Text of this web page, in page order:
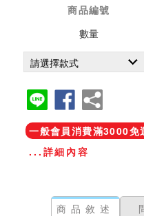
商品編號
數量
一般會員消費滿3000免
...詳細內容
商品敘述